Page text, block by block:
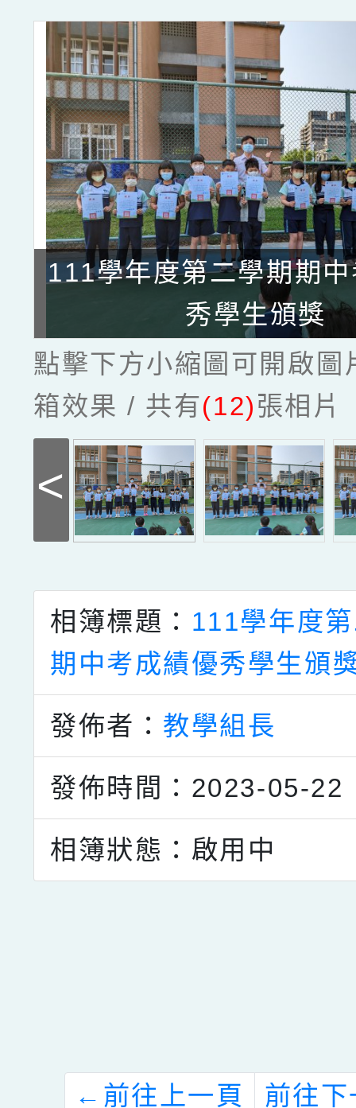
111學年度第二學期期
秀學生頒獎
點擊下方小縮圖可開啟圖
箱效果 / 共有(12)張相片
<
相簿標題： 111學年度
期中考成績優秀學生頒
發佈者： 教學組長
發佈時間：2023-05-22
相簿狀態：啟用中
← 前往上一頁 前往下